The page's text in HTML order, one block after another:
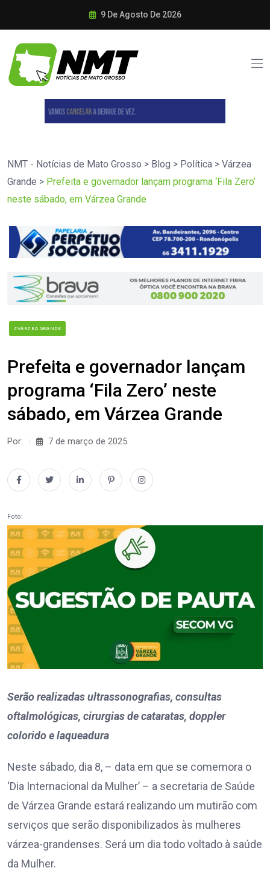
9 De Agosto De 2026
NMT - Notícias de Mato Grosso > Blog > Política > Várzea
Grande > Prefeita e governador lançam programa ‘Fila Zero’
neste sábado, em Várzea Grande
#VÁRZEA GRANDE
Prefeita e governador lançam
programa ‘Fila Zero’ neste
sábado, em Várzea Grande
Por: 7 de março de 2025
Foto:
Serão realizadas ultrassonografias, consultas
oftalmológicas, cirurgias de cataratas, doppler
colorido e laqueadura
Neste sábado, dia 8, – data em que se comemora o
‘Dia Internacional da Mulher’ – a secretaria de Saúde
de Várzea Grande estará realizando um mutirão com
serviços que serão disponibilizados às mulheres
várzea-grandenses. Será um dia todo voltado à saúde
da Mulher.